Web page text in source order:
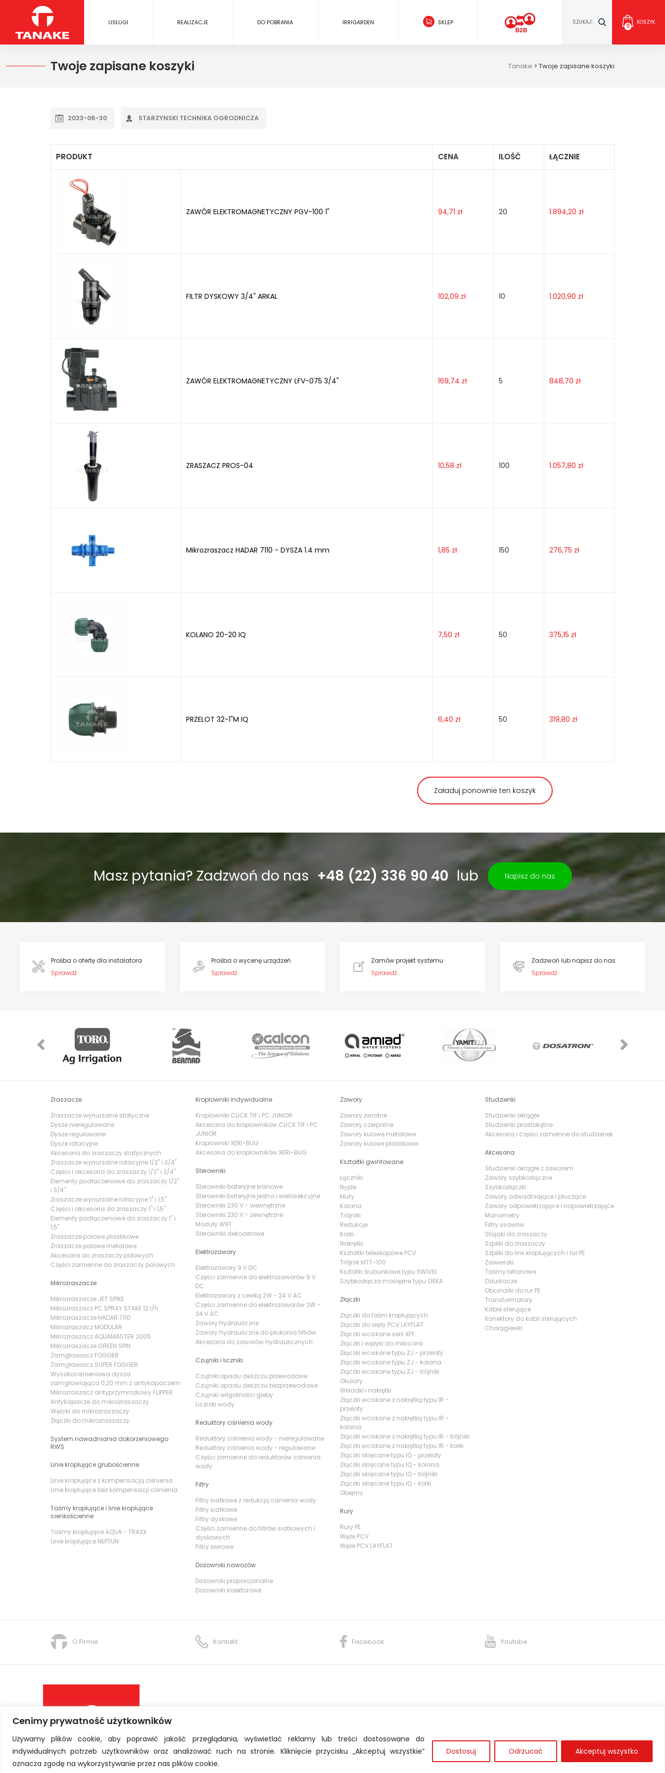
Cenimy prywatność użytkowników
Używamy plików cookie, aby poprawić jakość przeglądania, wyświetlać reklamy lub treści dostosowane do
indywidualnych potrzeb użytkowników oraz analizować ruch na stronie. Kliknięcie przycisku „Akceptuj wszystkie”
oznacza zgodę na wykorzystywanie przez nas plików cookie.
Dostosuj Odrzucać Akceptuj wszystko
USŁUGI REALIZACJE DO POBRANIA IRRIGARDEN SKLEP 0
KOSZYK
Twoje zapisane koszyki Tanake > Twoje zapisane koszyki
2023-06-30 STARZYNSKI TECHNIKA OGRODNICZA
PRODUKT CENA ILOŚĆ ŁĄCZNIE
ZAWÓR ELEKTROMAGNETYCZNY PGV-100 1" 94,71 zł 20 1.894,20 zł
FILTR DYSKOWY 3/4" ARKAL 102,09 zł 10 1.020,90 zł
ZAWÓR ELEKTROMAGNETYCZNY LFV-075 3/4" 169,74 zł 5 848,70 zł
ZRASZACZ PROS-04 10,58 zł 100 1.057,80 zł
Mikrozraszacz HADAR 7110 - DYSZA 1.4 mm 1,85 zł 150 276,75 zł
KOLANO 20-20 IQ 7,50 zł 50 375,15 zł
PRZELOT 32-1"M IQ 6,40 zł 50 319,80 zł
Załaduj ponownie ten koszyk
Masz pytania? Zadzwoń do nas +48 (22) 336 90 40 lub Napisz do nas
Prośba o ofertę dla instalatora
Sprawdź
Prośba o wycenę urządzeń
Sprawdź
Zamów projekt systemu
Sprawdź
Zadzwoń lub napisz do nas
Sprawdź
Zraszacze
Zraszacze wynurzalne statyczne
Dysze nieregulowane
Dysze regulowane
Dysze rotacyjne
Akcesoria do zraszaczy statycznych
Zraszacze wynurzalne rotacyjne 1/2" i 3/4"
Części i akcesoria do zraszaczy 1/2" i 3/4"
Elementy podłączeniowe do zraszaczy 1/2"
i 3/4"
Zraszacze wynurzalne rotacyjne 1" i 1,5"
Części i akcesoria do zraszaczy 1" i 1,5"
Elementy podłączeniowe do zraszaczy 1" i
1,5"
Zraszacze polowe plastikowe
Zraszacze polowe metalowe
Akcesoria do zraszaczy polowych
Części zamienne do zraszaczy polowych
Mikrozraszacze
Mikrozraszacze JET SPIKE
Mikrozraszacz PC SPRAY STAKE 12 l/h
Mikrozraszacze HADAR 7110
Mikrozraszacz MODULAR
Mikrozraszacz AQUAMASTER 2005
Mikrozraszacze GREEN SPIN
Zamgławiacz FOGGER
Zamgławiacz SUPER FOGGER
Wysokociśnieniowa dysza
zamgławiająca 0,20 mm z antykapaczem
Mikrozraszacz antyprzymrozkowy FLIPPER
Antykapacze do mikrozraszaczy
Wężyki do mikrozraszaczy
Złączki do mikrozraszaczy
System nawadniania dokorzeniowego
RWS
Linie kroplujące grubościenne
Linie kroplujące z kompensacją ciśnienia
Linie kroplujące bez kompensacji ciśnienia
Taśmy kroplujące i linie kroplujące
cienkościenne
Taśmy kroplujące AQUA - TRAXX
Linie kroplujące NEPTUN
Kroplowniki indywidualne
Kroplowniki CLICK TIF i PC JUNIOR
Akcesoria do kroplowników CLICK TIF i PC
JUNIOR
Kroplowniki XERI-BUG
Akcesoria do kroplowników XERI-BUG
Sterowniki
Sterowniki bateryjne kranowe
Sterowniki bateryjne jedno i wielosekcyjne
Sterowniki 230 V - wewnętrzne
Sterowniki 230 V - zewnętrzne
Moduły WIFI
Sterowniki dekoderowe
Elektrozawory
Elektrozawory 9 V DC
Części zamienne do elektrozaworów 9 V
DC
Elektrozawory z cewką 2W - 24 V AC
Części zamienne do elektrozaworów 2W -
24 V AC
Zawory hydrauliczne
Zawory hydrauliczne do płukania filtrów
Akcesoria do zaworów hydraulicznych
Czujniki i liczniki
Czujniki opadu deszczu przewodowe
Czujniki opadu deszczu bezprzewodowe
Czujniki wilgotności gleby
Liczniki wody
Reduktory ciśnienia wody
Reduktory ciśnienia wody - nieregulowane
Reduktory ciśnienia wody - regulowane
Części zamienne do reduktorów ciśnienia
wody
Filtry
Filtry siatkowe z redukcją ciśnienia wody
Filtry siatkowe
Filtry dyskowe
Części zamienne do filtrów siatkowych i
dyskowych
Filtry żwirowe
Dozowniki nawozów
Dozowniki proporcjonalne
Dozowniki inżektorowe
Zawory
Zawory zwrotne
Zawory czerpalne
Zawory kulowe metalowe
Zawory kulowe plastikowe
Kształtki gwintowane
Łączniki
Nyple
Mufy
Kolana
Trójniki
Redukcje
Korki
Nakrętki
Kształtki teleskopowe PCV
Trójnik MTT-100
Ksztatki śrubunkowe typu SWIVEL
Szybkozłącza mosiężne typu GEKA
Złączki
Złączki do taśm kroplujących
Złączki do węży PCV LAYFLAT
Złączki wciskane serii XFF
Złączki i wężyki do mikro linii
Złączki wciskane typu ZJ - przeloty
Złączki wciskane typu ZJ - kolana
Złączki wciskane typu ZJ - trójniki
Okulary
Wkładki i nakrętki
Złączki wciskane z nakrętką typu IR -
przeloty
Złączki wciskane z nakrętką typu IR -
kolana
Złączki wciskane z nakrętką typu IR - trójniki
Złączki wciskane z nakrętką typu IR - korki
Złączki skręcane typu IQ - przeloty
Złączki skręcane typu IQ - kolana
Złączki skręcane typu IQ - trójniki
Złączki skręcane typu IQ - korki
Obejmy
Rury
Rury PE
Węże PCV
Węże PCV LAYFLAT
Studzienki
Studzienki okrągłe
Studzienki prostokątne
Akcesoria i części zamienne do studzienek
Akcesoria
Studzienki okrągłe z zaworem
Zawory szybkozłączne
Szybkozłączki
Zawory odwadniające i płuczące
Zawory odpowietrzające i napowietrzające
Manometry
Filtry ssawne
Stojaki do zraszaczy
Szpilki do zraszaczy
Szpilki do linii kroplujących i rur PE
Zawieszki
Taśmy teflonowe
Dziurkacze
Obcinarki do rur PE
Transformatory
Kable sterujące
Konektory do kabli sterujących
Chorągiewki
O Firmie Kontakt Facebook Youtube